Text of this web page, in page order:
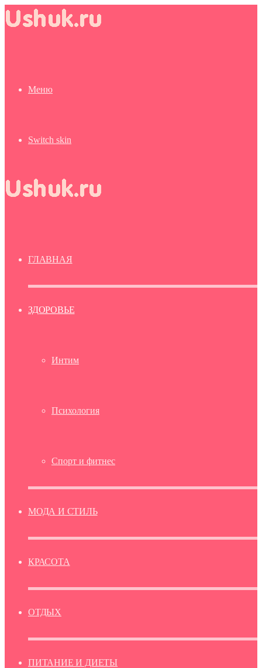
Меню
Switch skin
ГЛАВНАЯ
ЗДОРОВЬЕ
Интим
Психология
Спорт и фитнес
МОДА И СТИЛЬ
КРАСОТА
ОТДЫХ
ПИТАНИЕ И ДИЕТЫ